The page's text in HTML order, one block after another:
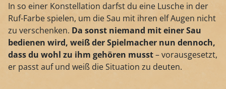
In so einer Konstellation darfst du eine Lusche in der
Ruf-Farbe spielen, um die Sau mit ihren elf Augen nicht
zu verschenken. Da sonst niemand mit einer Sau
bedienen wird, weiß der Spielmacher nun dennoch,
dass du wohl zu ihm gehören musst– vorausgesetzt,
er passt auf und weiß die Situation zu deuten.